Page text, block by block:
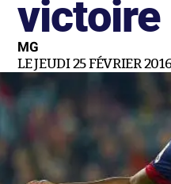
victoire
MG
LE JEUDI 25 FÉVRIER